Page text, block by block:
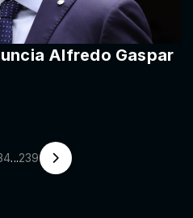
Alfredo Gaspar
4...239